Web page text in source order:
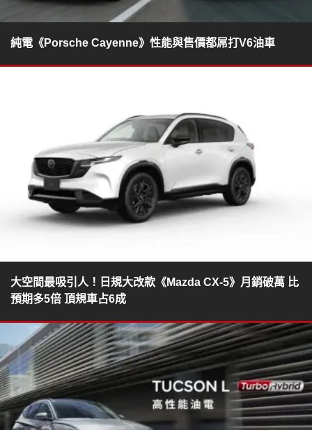
純電《Porsche Cayenne》性能與售價都屌打V6油車
大空間最吸引人！日規大改款《Mazda CX-5》月銷破萬 比
預期多5倍 頂規車占6成